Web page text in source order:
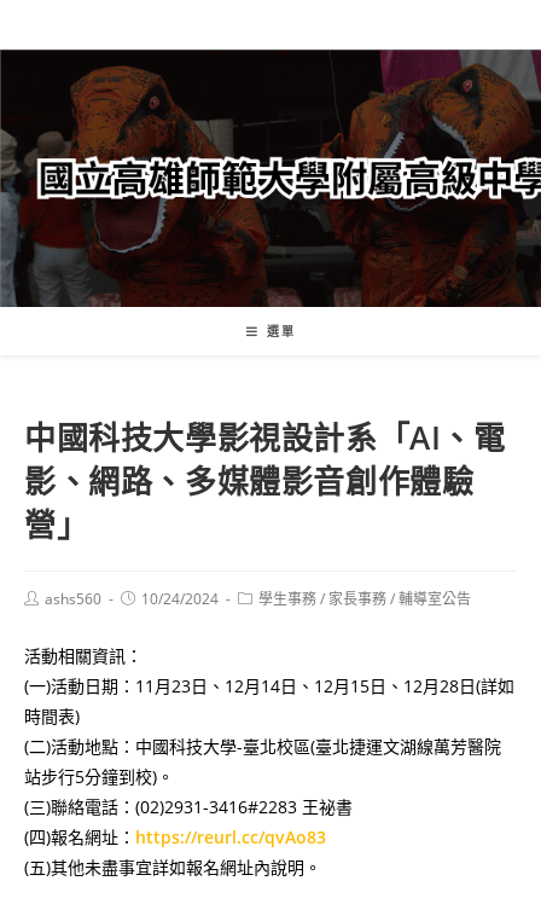
轉
要
內
容
選單
中國科技大學影視設計系「AI、電
影、網路、多媒體影音創作體驗
營」
Postashs560
Post10/24/2024
Post學生事務/ 家長事務/輔導室公告
活動相關資訊：
(一)活動日期：11月23日、12月14日、12月15日、12月28日(詳如
時間表)
(二)活動地點：中國科技大學-臺北校區(臺北捷運文湖線萬芳醫院
站步行5分鐘到校)。
(三)聯絡電話：(02)2931-3416#2283 王祕書
(四)報名網址： https://reurl.cc/qvAo83
(五)其他未盡事宜詳如報名網址內說明。